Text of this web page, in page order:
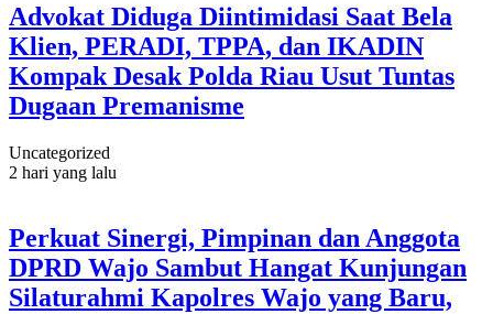
Advokat Diduga Diintimidasi Saat Bela
Klien, PERADI, TPPA, dan IKADIN
Kompak Desak Polda Riau Usut Tuntas
Dugaan Premanisme
Uncategorized
2 hari yang lalu
Perkuat Sinergi, Pimpinan dan Anggota
DPRD Wajo Sambut Hangat Kunjungan
Silaturahmi Kapolres Wajo yang Baru,